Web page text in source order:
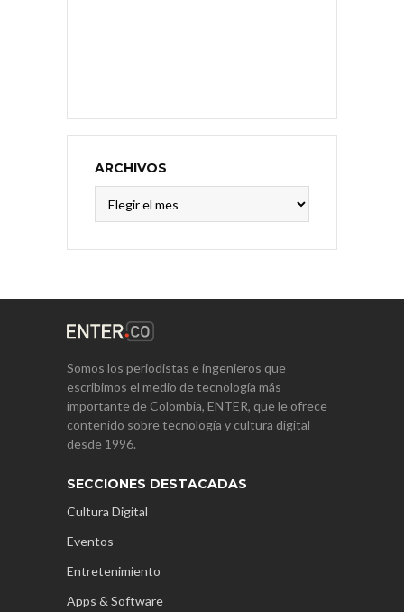
ARCHIVOS
Somos los periodistas e ingenieros que
escribimos el medio de tecnología más
importante de Colombia, ENTER, que le ofrece
contenido sobre tecnología y cultura digital
desde 1996.
SECCIONES DESTACADAS
Cultura Digital
Eventos
Entretenimiento
Apps & Software